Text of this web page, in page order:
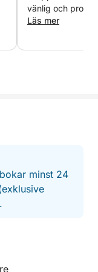
vänlig och
alltid att känna
Rekommenderas
Läs mer
minst 24